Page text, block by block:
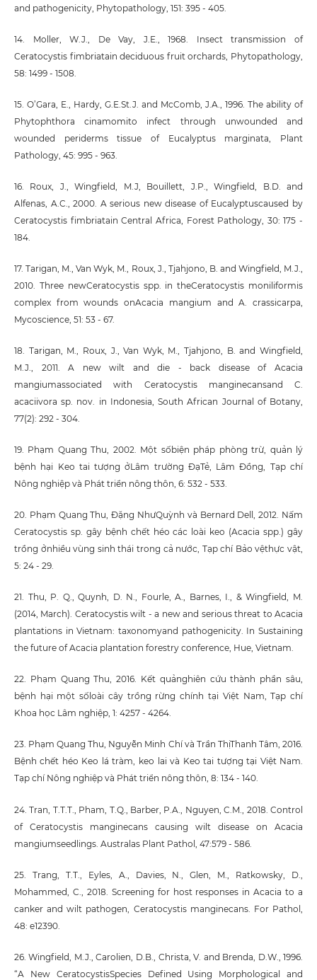
and pathogenicity, Phytopathology, 151: 395 - 405.
14. Moller, W.J., De Vay, J.E., 1968. Insect transmission of
Ceratocystis fimbriatain deciduous fruit orchards, Phytopathology,
58: 1499 - 1508.
15. O’Gara, E., Hardy, G.E.St.J. and McComb, J.A., 1996. The ability of
Phytophthora cinamomito infect through unwounded and
wounded periderms tissue of Eucalyptus marginata, Plant
Pathology, 45: 995 - 963.
16. Roux, J., Wingfield, M.J, Bouillett, J.P., Wingfield, B.D. and
Alfenas, A.C., 2000. A serious new disease of Eucalyptuscaused by
Ceratocystis fimbriatain Central Africa, Forest Pathology, 30: 175 -
184.
17. Tarigan, M., Van Wyk, M., Roux, J., Tjahjono, B. and Wingfield, M.J.,
2010. Three newCeratocystis spp. in theCeratocystis moniliformis
complex from wounds onAcacia mangium and A. crassicarpa,
Mycoscience, 51: 53 - 67.
18. Tarigan, M., Roux, J., Van Wyk, M., Tjahjono, B. and Wingfield,
M.J., 2011. A new wilt and die - back disease of Acacia
mangiumassociated with Ceratocystis manginecansand C.
acaciivora sp. nov. in Indonesia, South African Journal of Botany,
77(2): 292 - 304.
19. Phạm Quang Thu, 2002. Một sốbiện pháp phòng trừ, quản lý
bệnh hại Keo tai tượng ởLâm trường ĐạTẻ, Lâm Đồng, Tạp chí
Nông nghiệp và Phát triển nông thôn, 6: 532 - 533.
20. Phạm Quang Thu, Đặng NhưQuỳnh và Bernard Dell, 2012. Nấm
Ceratocystis sp. gây bệnh chết héo các loài keo (Acacia spp.) gây
trồng ởnhiều vùng sinh thái trong cả nước, Tạp chí Bảo vệthực vật,
5: 24 - 29.
21. Thu, P. Q., Quynh, D. N., Fourle, A., Barnes, I., & Wingfield, M.
(2014, March). Ceratocystis wilt - a new and serious threat to Acacia
plantations in Vietnam: taxonomyand pathogenicity. In Sustaining
the future of Acacia plantation forestry conference, Hue, Vietnam.
22. Phạm Quang Thu, 2016. Kết quảnghiên cứu thành phần sâu,
bệnh hại một sốloài cây trồng rừng chính tại Việt Nam, Tạp chí
Khoa học Lâm nghiệp, 1: 4257 - 4264.
23. Phạm Quang Thu, Nguyễn Minh Chí và Trần ThịThanh Tâm, 2016.
Bệnh chết héo Keo lá tràm, keo lai và Keo tai tượng tại Việt Nam.
Tạp chí Nông nghiệp và Phát triển nông thôn, 8: 134 - 140.
24. Tran, T.T.T., Pham, T.Q., Barber, P.A., Nguyen, C.M., 2018. Control
of Ceratocystis manginecans causing wilt disease on Acacia
mangiumseedlings. Australas Plant Pathol, 47:579 - 586.
25. Trang, T.T., Eyles, A., Davies, N., Glen, M., Ratkowsky, D.,
Mohammed, C., 2018. Screening for host responses in Acacia to a
canker and wilt pathogen, Ceratocystis manginecans. For Pathol,
48: e12390.
26. Wingfield, M.J., Carolien, D.B., Christa, V. and Brenda, D.W., 1996.
“A New CeratocystisSpecies Defined Using Morphological and